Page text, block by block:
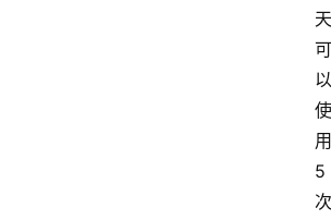
天
可
以
使
用
5
次